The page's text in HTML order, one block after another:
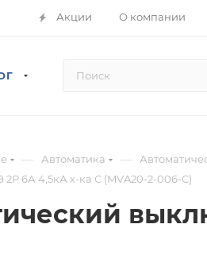
Акции О компании
— Автоматика —
6А 4,5кА х-ка С (MVA20-2-006-C)